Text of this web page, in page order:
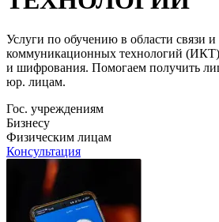
Услуги по обучению в области связи
коммуникационных технологий
и шифрования. Помогаем получить
юр. лицам.
Гос. учреждениям
Бизнесу
Физическим лицам
Консультация